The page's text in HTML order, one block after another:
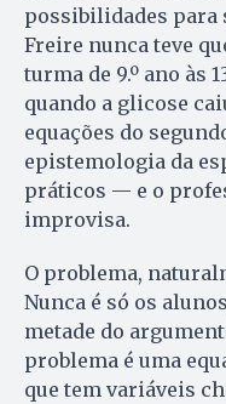
possibilidades para
Freire nunca teve
turma de 9.º ano às
quando a glicose
equações do
epistemologia da
práticos — e o
improvisa.
O problema,
Nunca é só os
metade do
problema é uma
que tem variáveis